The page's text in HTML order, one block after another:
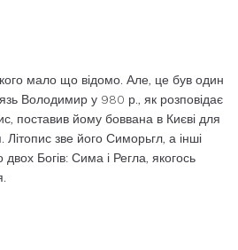
мало що відомо. Але, це був один
Володимир у 980 р., як розповідає
поставив йому боввана в Києві для
зве його Симорьгл, а інші
Богів: Сима і Регла, якогось